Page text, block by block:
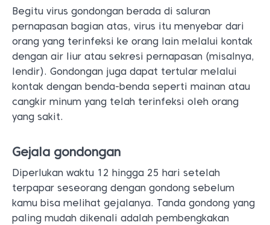
Begitu virus gondongan berada di saluran
pernapasan bagian atas, virus itu menyebar dari
orang yang terinfeksi ke orang lain melalui kontak
dengan air liur atau sekresi pernapasan (misalnya,
lendir). Gondongan juga dapat tertular melalui
kontak dengan benda-benda seperti mainan atau
cangkir minum yang telah terinfeksi oleh orang
yang sakit.
Gejala gondongan
Diperlukan waktu 12 hingga 25 hari setelah
terpapar seseorang dengan gondong sebelum
kamu bisa melihat gejalanya. Tanda gondong yang
paling mudah dikenali adalah pembengkakan